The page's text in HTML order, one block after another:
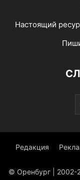
Настоящий
Редакция
© Оренбург | 2002-